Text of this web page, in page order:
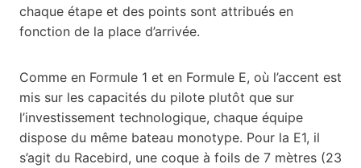
chaque étape et des points sont attribués en
fonction de la place d’arrivée.
Comme en Formule 1 et en Formule E, où l’accent est
mis sur les capacités du pilote plutôt que sur
l’investissement technologique, chaque équipe
dispose du même bateau monotype. Pour la E1, il
s’agit du Racebird, une coque à foils de 7 mètres (23